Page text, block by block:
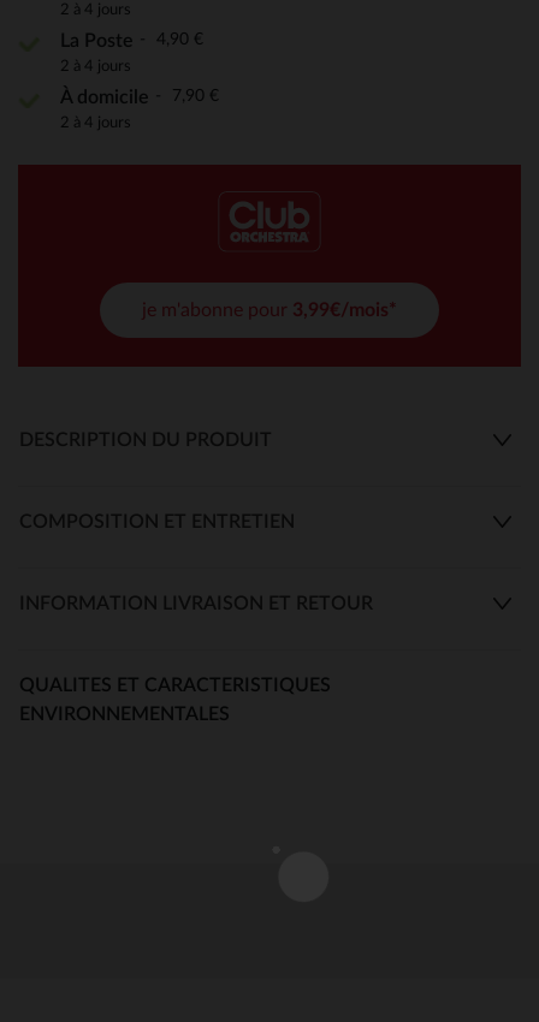
2 à 4 jours
La Poste 4,90 €
2 à 4 jours
À domicile 7,90 €
2 à 4 jours
je m'abonne pour 3,99€/mois*
DESCRIPTION DU PRODUIT
COMPOSITION ET ENTRETIEN
INFORMATION LIVRAISON ET RETOUR
QUALITES ET CARACTERISTIQUES
ENVIRONNEMENTALES